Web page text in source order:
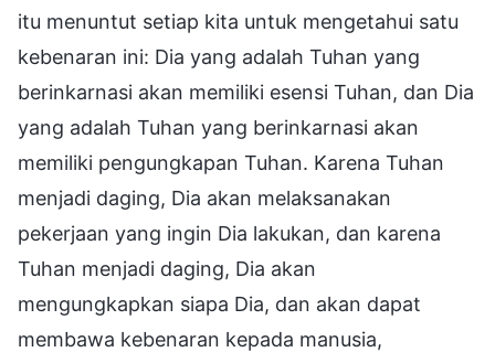
itu menuntut setiap kita untuk mengetahui satu
kebenaran ini: Dia yang adalah Tuhan yang
berinkarnasi akan memiliki esensi Tuhan, dan Dia
yang adalah Tuhan yang berinkarnasi akan
memiliki pengungkapan Tuhan. Karena Tuhan
menjadi daging, Dia akan melaksanakan
pekerjaan yang ingin Dia lakukan, dan karena
Tuhan menjadi daging, Dia akan
mengungkapkan siapa Dia, dan akan dapat
membawa kebenaran kepada manusia,